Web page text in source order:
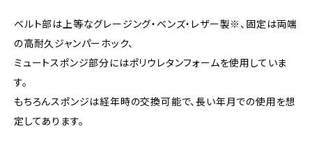
ベルト部は上等なグレージング・ベンズ・レザー製※、固定は両端
の高耐久ジャンパーホック、
ミュートスポンジ部分にはポリウレタンフォームを使用していま
す。
もちろんスポンジは経年時の交換可能で、長い年月での使用を想
定してあります。